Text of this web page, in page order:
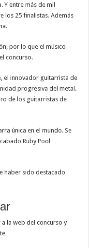
Y entre más de mil
los 25 finalistas. Además
por lo que el músico
concurso.
el innovador guitarrista de
progresiva del metal.
de los guitarristas de
única en el mundo. Se
Ruby Pool
haber sido destacado
la web del concurso y